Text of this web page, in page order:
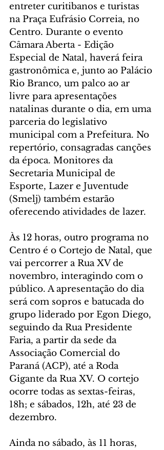
entreter curitibanos e turistas
na Praça Eufrásio Correia, no
Centro. Durante o evento
Câmara Aberta - Edição
Especial de Natal, haverá feira
gastronômica e, junto ao Palácio
Rio Branco, um palco ao ar
livre para apresentações
natalinas durante o dia, em uma
parceria do legislativo
municipal com a Prefeitura. No
repertório, consagradas canções
da época. Monitores da
Secretaria Municipal de
Esporte, Lazer e Juventude
(Smelj) também estarão
oferecendo atividades de lazer.
Às 12 horas, outro programa no
Centro é o Cortejo de Natal, que
vai percorrer a Rua XV de
novembro, interagindo com o
público. A apresentação do dia
será com sopros e batucada do
grupo liderado por Egon Diego,
seguindo da Rua Presidente
Faria, a partir da sede da
Associação Comercial do
Paraná (ACP), até a Roda
Gigante da Rua XV. O cortejo
ocorre todas as sextas-feiras,
18h; e sábados, 12h, até 23 de
dezembro.
Ainda no sábado, às 11 horas,